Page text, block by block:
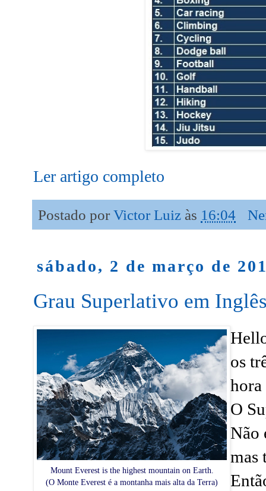
Ler artigo completo
Postado por Victor Luiz às 16:04
sábado, 2 de março de
Grau Superlativo em
Mount Everest is the highest mountain on Earth.
(O Monte Everest é a montanha mais alta da Terra)
os
O
Não
mas